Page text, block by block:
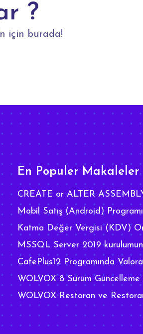
?
için burada!
En Populer Makaleler
CREATE or ALTER
Mobil Satış (Android)
Katma Değer Vergisi (KDV)
MSSQL Server 2019
CafePlus12 Programında
WOLVOX 8 Sürüm Güncelleme
WOLVOX Restoran ve